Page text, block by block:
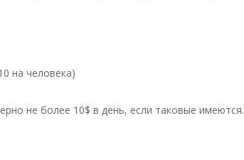
на человека)
не более 10$ в день, если таковые имеются.